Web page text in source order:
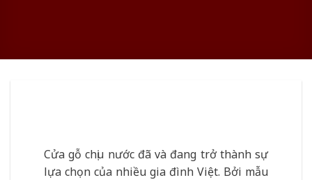
Cửa gỗ chịu nước đã và đang trở thành sự
lựa chọn của nhiều gia đình Việt. Bởi mẫu